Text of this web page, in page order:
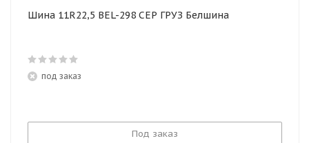
Шина 11R22,5 BEL-298 СЕР ГРУЗ Белшина
под заказ
Под заказ